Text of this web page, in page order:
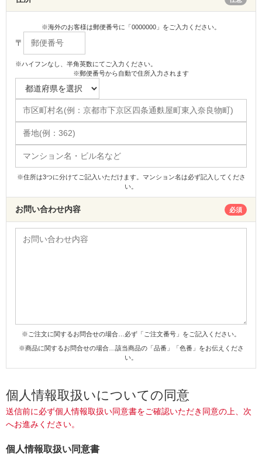
※海外のお客様は郵便番号に「0000000」をご入力ください。
〒
※ハイフンなし、半角英数にてご入力ください。
※郵便番号から自動で住所入力されます
※住所は3つに分けてご記入いただけます。マンション名は必ず記入してくださ
い。
お問い合わせ内容 必須
※ご注文に関するお問合せの場合…必ず「ご注文番号」をご記入ください。
※商品に関するお問合せの場合…該当商品の「品番」「色番」をお伝えくださ
い。
個人情報取扱いについての同意
送信前に必ず個人情報取扱い同意書をご確認いただき同意の上、次
へお進みください。
個人情報取扱い同意書